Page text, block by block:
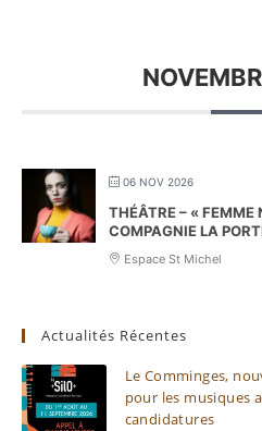
06 NOV 2026
THÉÂTRE – « FEMME
COMPAGNIE LA
Espace St Michel
Actualités Récentes
Le Comminges,
pour les musiques
candidatures